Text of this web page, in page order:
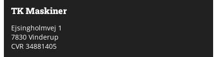
TK Maskiner
Ejsingholmvej 1
7830 Vinderup
CVR 34881405